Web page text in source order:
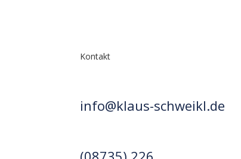
Kontakt
info@klaus-schweikl.de